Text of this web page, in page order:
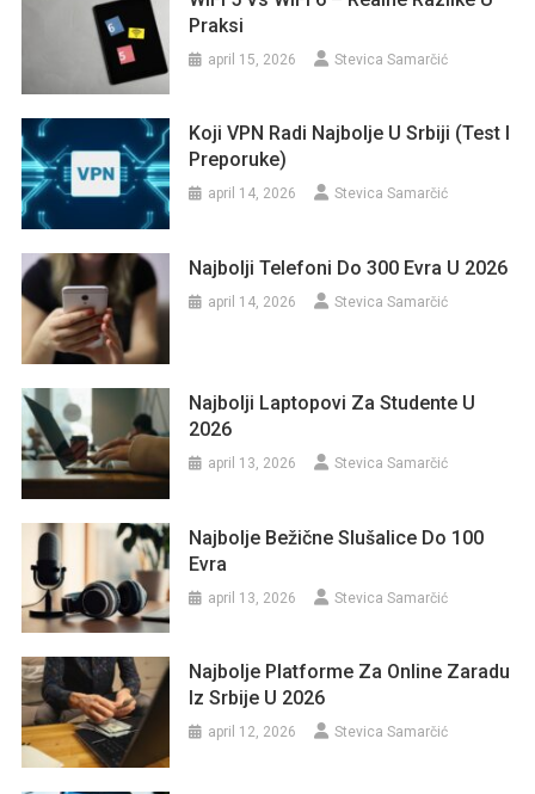
Praksi
april 15, 2026 Stevica Samarčić
Koji VPN Radi Najbolje U Srbiji (test I
Preporuke)
april 14, 2026 Stevica Samarčić
Najbolji Telefoni Do 300 Evra U 2026
april 14, 2026 Stevica Samarčić
Najbolji Laptopovi Za Studente U
2026
april 13, 2026 Stevica Samarčić
Najbolje Bežične Slušalice Do 100
Evra
april 13, 2026 Stevica Samarčić
Najbolje Platforme Za Online Zaradu
Iz Srbije U 2026
april 12, 2026 Stevica Samarčić